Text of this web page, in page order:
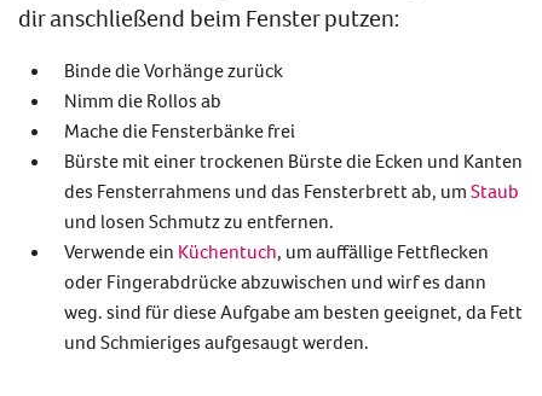
dir anschließend beim Fenster putzen:
Binde die Vorhänge zurück
Nimm die Rollos ab
Mache die Fensterbänke frei
Bürste mit einer trockenen Bürste die Ecken und Kanten
des Fensterrahmens und das Fensterbrett ab, um Staub
und losen Schmutz zu entfernen.
Verwende ein Küchentuch, um auffällige Fettflecken
oder Fingerabdrücke abzuwischen und wirf es dann
weg. sind für diese Aufgabe am besten geeignet, da Fett
und Schmieriges aufgesaugt werden.